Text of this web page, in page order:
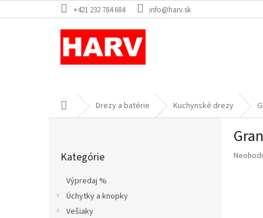
na
+421 232 784 684 info@harv.sk
DomovDrezy a batérie Kuchynské drezy
kategórie
Kategórie
Výpredaj %
Úchytky a knopky
Vešiaky